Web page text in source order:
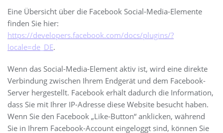
Eine Übersicht über die Facebook Social-Media-Elemente
finden Sie hier:
https://developers.facebook.com/docs/plugins/?
locale=de_DE.
Wenn das Social-Media-Element aktiv ist, wird eine direkte
Verbindung zwischen Ihrem Endgerät und dem Facebook-
Server hergestellt. Facebook erhält dadurch die Information,
dass Sie mit Ihrer IP-Adresse diese Website besucht haben.
Wenn Sie den Facebook „Like-Button“ anklicken, während
Sie in Ihrem Facebook-Account eingeloggt sind, können Sie